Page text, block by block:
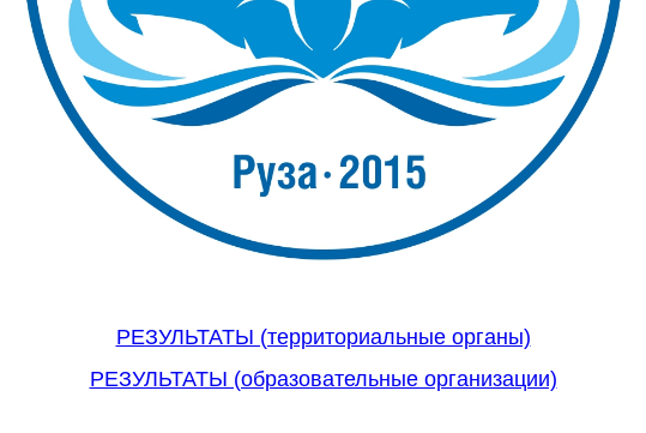
РЕЗУЛЬТАТЫ (территориальные органы)
РЕЗУЛЬТАТЫ (образовательные организации)